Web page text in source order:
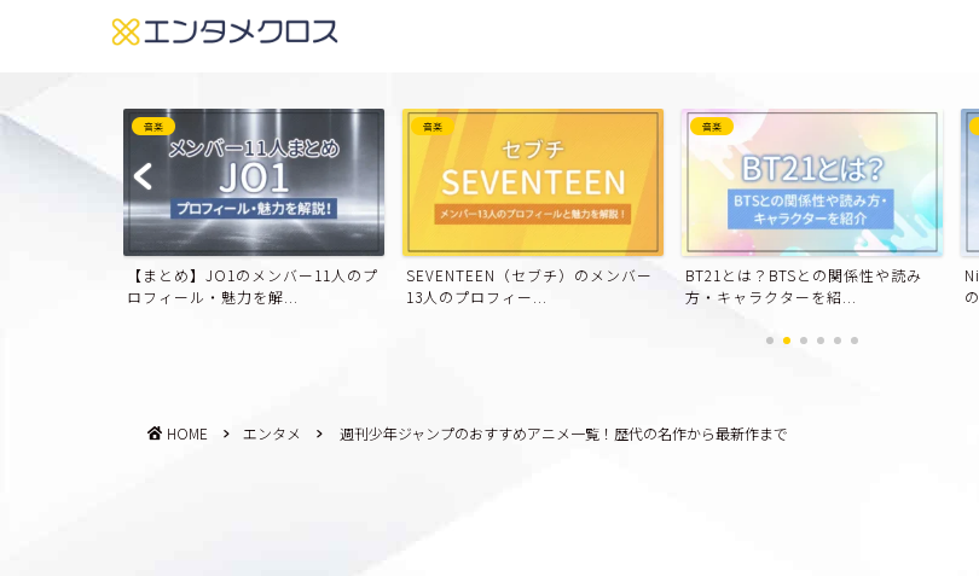
音楽
SEVENTEEN（セブチ）のメンバー
13人のプロフィー...
音楽
BT21とは？BTSとの関係性や読み
方・キャラクターを紹...
音楽
NiziUのリーダー！MAKO（マコ）
のプロフィール・魅...
HOME エンタメ 週刊少年ジャンプのおすすめアニメ一覧！歴代の名作から最新作まで